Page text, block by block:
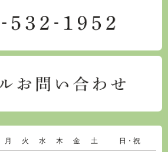
月 火 水 木 金 土 日・祝